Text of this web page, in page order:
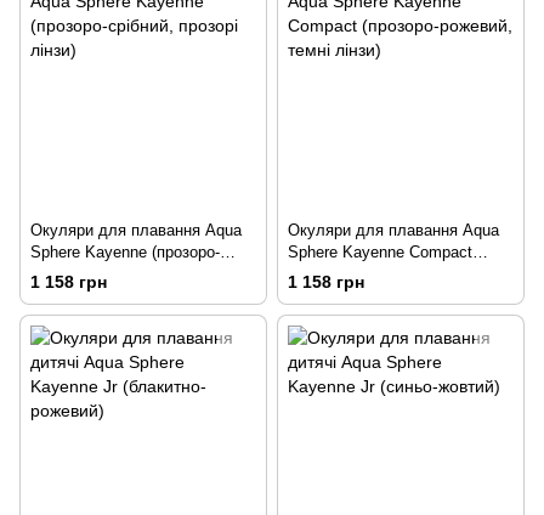
Окуляри для плавання Aqua
Sphere Kayenne (прозоро-
срібний, прозорі лінзи)
1 158 грн
Окуляри для плавання Aqua
Sphere Kayenne Compact
(прозоро-рожевий, темні лінзи)
1 158 грн